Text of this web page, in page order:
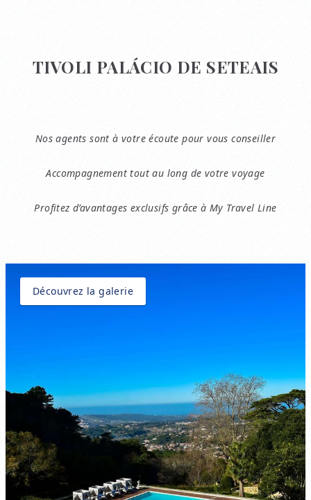
TIVOLI PALÁCIO DE SETEAIS
Nos agents sont à votre écoute pour vous conseiller
Accompagnement tout au long de votre voyage
Profitez d’avantages exclusifs grâce à My Travel Line
Découvrez la galerie